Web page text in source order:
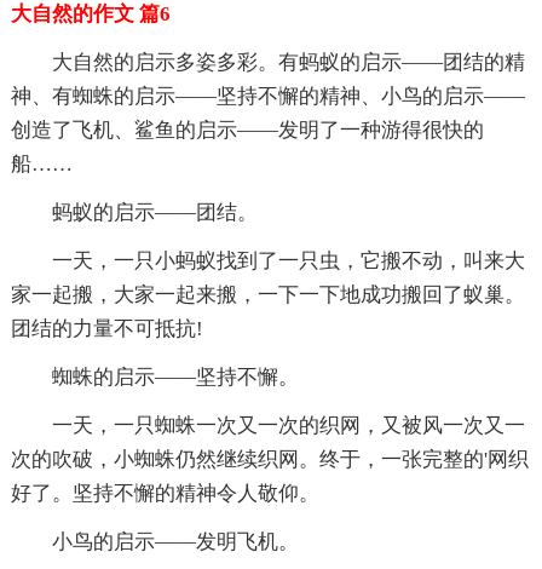
大自然的作文 篇6
大自然的启示多姿多彩。有蚂蚁的启示——团结的精
神、有蜘蛛的启示——坚持不懈的精神、小鸟的启示——
创造了飞机、鲨鱼的启示——发明了一种游得很快的
船……
蚂蚁的启示——团结。
一天，一只小蚂蚁找到了一只虫，它搬不动，叫来大
家一起搬，大家一起来搬，一下一下地成功搬回了蚁巢。
团结的力量不可抵抗!
蜘蛛的启示——坚持不懈。
一天，一只蜘蛛一次又一次的织网，又被风一次又一
次的吹破，小蜘蛛仍然继续织网。终于，一张完整的'网织
好了。坚持不懈的精神令人敬仰。
小鸟的启示——发明飞机。